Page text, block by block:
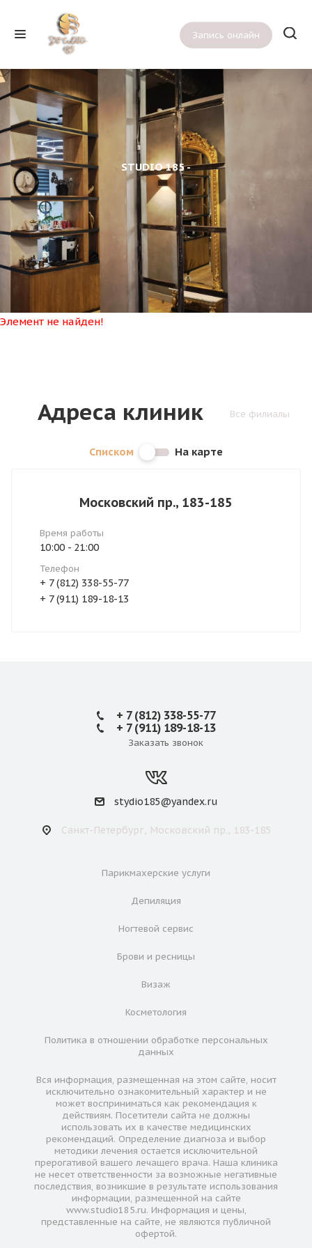
Запись онлайн
STUDIO 185 -
Элемент не найден!
Все филиалы
Адреса клиник
Списком На карте
Московский пр., 183-185
Время работы
10:00 - 21:00
Телефон
+ 7 (812) 338-55-77
+ 7 (911) 189-18-13
+ 7 (812) 338-55-77
+ 7 (911) 189-18-13
Заказать звонок
stydio185@yandex.ru
Санкт-Петербург, Московский пр., 183-185
Парикмахерские услуги
Депиляция
Ногтевой сервис
Брови и ресницы
Визаж
Косметология
Политика в отношении обработке персональных
данных
Вся информация, размещенная на этом сайте, носит
исключительно ознакомительный характер и не
может восприниматься как рекомендация к
действиям. Посетители сайта не должны
использовать их в качестве медицинских
рекомендаций. Определение диагноза и выбор
методики лечения остается исключительной
прерогативой вашего лечащего врача. Наша клиника
не несет ответственности за возможные негативные
последствия, возникшие в результате использования
информации, размещенной на сайте
www.studio185.ru. Информация и цены,
представленные на сайте, не являются публичной
офертой.